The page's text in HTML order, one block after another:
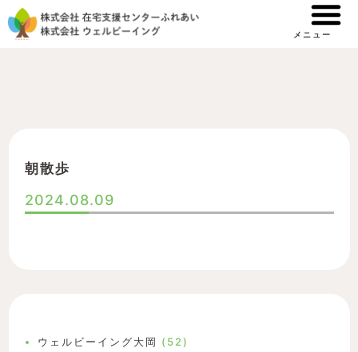
容
メニュー
朝散歩
2024.08.09
ウェルビーイング大岡 (52)